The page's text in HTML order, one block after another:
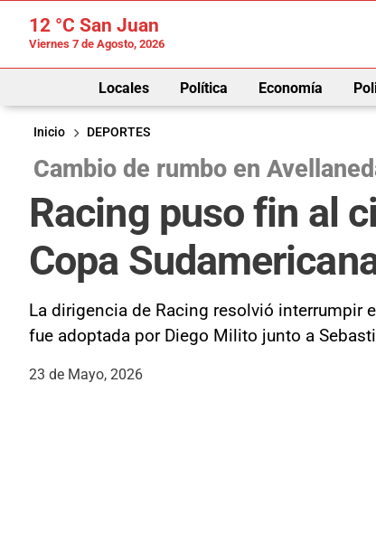
12 °C San Juan
Viernes 7 de Agosto, 2026
Locales Política Economía
Inicio
DEPORTES
Cambio de rumbo en
Racing puso fin al
Copa
La dirigencia de Racing resolvió interrumpir
fue adoptada por Diego Milito junto a
23 de Mayo, 2026